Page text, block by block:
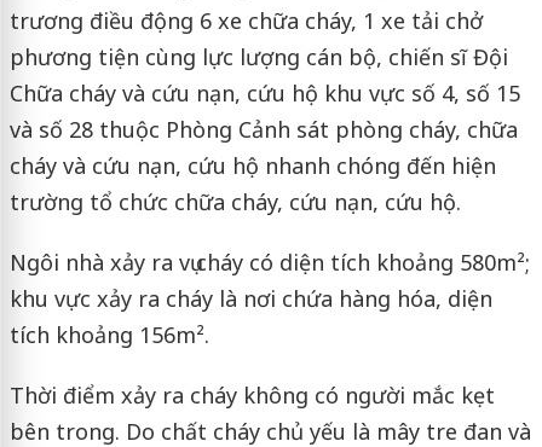
trương điều động 6 xe chữa cháy, 1 xe tải chở
phương tiện cùng lực lượng cán bộ, chiến sĩ Đội
Chữa cháy và cứu nạn, cứu hộ khu vực số 4, số 15
và số 28 thuộc Phòng Cảnh sát phòng cháy, chữa
cháy và cứu nạn, cứu hộ nhanh chóng đến hiện
trường tổ chức chữa cháy, cứu nạn, cứu hộ.
Ngôi nhà xảy ra vụ cháy có diện tích khoảng 580m²;
khu vực xảy ra cháy là nơi chứa hàng hóa, diện
tích khoảng 156m².
Thời điểm xảy ra cháy không có người mắc kẹt
bên trong. Do chất cháy chủ yếu là mây tre đan và